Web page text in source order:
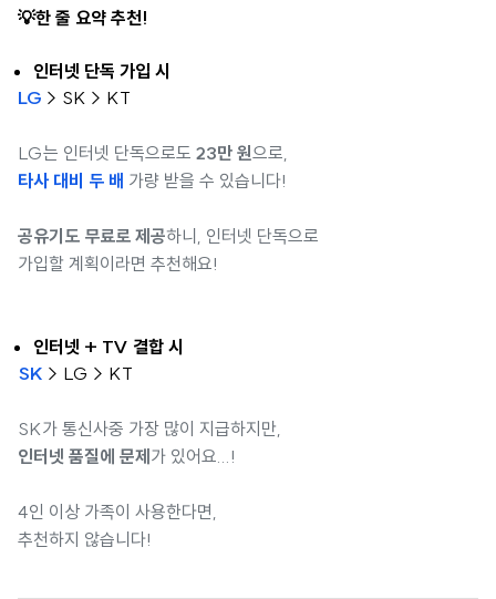
💡한 줄 요약 추천!
인터넷 단독 가입 시
LG > SK > KT
LG는 인터넷 단독으로도 23만 원으로,
타사 대비 두 배 가량 받을 수 있습니다!
공유기도 무료로 제공하니, 인터넷 단독으로
가입할 계획이라면 추천해요!
인터넷 + TV 결합 시
SK > LG > KT
SK가 통신사중 가장 많이 지급하지만,
인터넷 품질에 문제 가 있어요...!
4인 이상 가족이 사용한다면,
추천하지 않습니다!